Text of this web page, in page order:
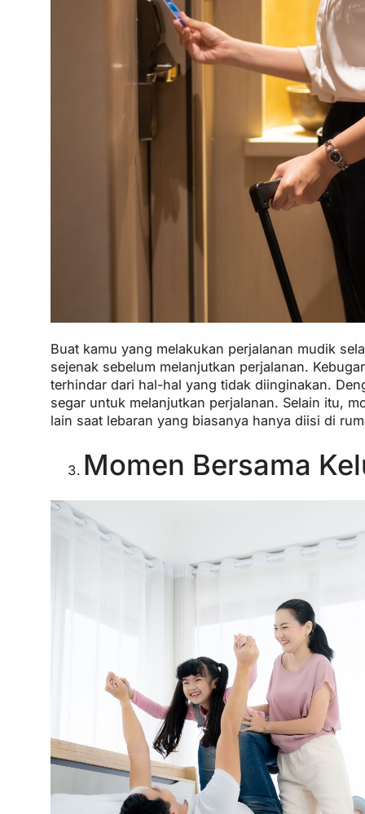
Buat kamu yang melakukan perjalanan mudik
sejenak sebelum melanjutkan perjalanan.
terhindar dari hal-hal yang tidak diinginakan.
segar untuk melanjutkan perjalanan. Selain itu,
lain saat lebaran yang biasanya hanya diisi di
Momen Bersama